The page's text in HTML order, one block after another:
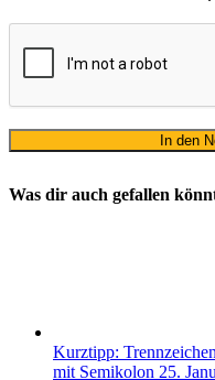
Was dir auch gefallen
Kurztipp:
mit Semikolon 25.